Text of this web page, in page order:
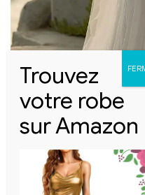
Robe de mariée,
Robe De